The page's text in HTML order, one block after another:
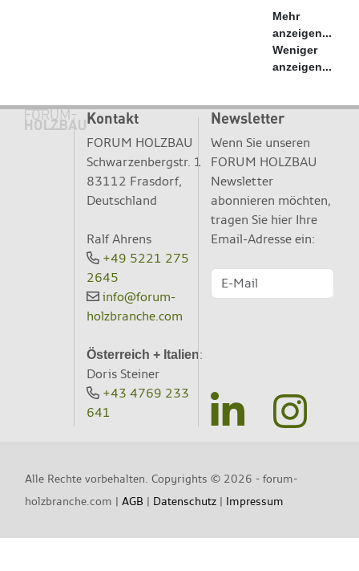
Mehr
anzeigen...
Weniger
anzeigen...
Kontakt
FORUM HOLZBAU
Schwarzenbergstr. 1
83112 Frasdorf,
Deutschland
Ralf Ahrens
+49 5221 275
2645
info@forum-
holzbranche.com
Österreich + Italien:
Doris Steiner
+43 4769 233
641
Newsletter
Wenn Sie unseren
FORUM HOLZBAU
Newsletter
abonnieren möchten,
tragen Sie hier Ihre
Email-Adresse ein:
Alle Rechte vorbehalten. Copyrights © 2026 - forum-
holzbranche.com |AGB | Datenschutz | Impressum